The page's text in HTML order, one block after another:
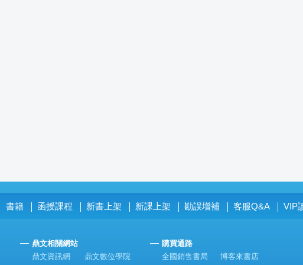
書籍 函授課程 新書上架 新課上架 勘誤增補 客服Q&A VIP
鼎文相關網站
鼎文資訊網
鼎文數位學院
購買通路
全國銷售書局
博客來書店